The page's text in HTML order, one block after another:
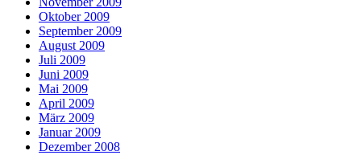
Oktober 2009
September 2009
August 2009
Juli 2009
Juni 2009
Mai 2009
April 2009
März 2009
Januar 2009
Dezember 2008